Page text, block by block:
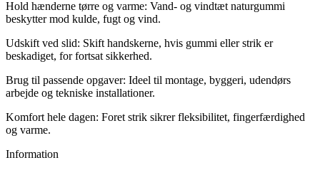
Hold hænderne tørre og varme: Vand- og vindtæt naturgummi
beskytter mod kulde, fugt og vind.
Udskift ved slid: Skift handskerne, hvis gummi eller strik er
beskadiget, for fortsat sikkerhed.
Brug til passende opgaver: Ideel til montage, byggeri, udendørs
arbejde og tekniske installationer.
Komfort hele dagen: Foret strik sikrer fleksibilitet, fingerfærdighed
og varme.
Information